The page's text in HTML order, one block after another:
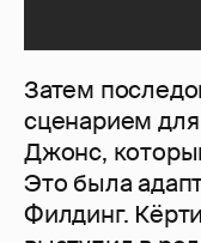
Затем
сценарием
Джонс,
Это была
Филдинг.